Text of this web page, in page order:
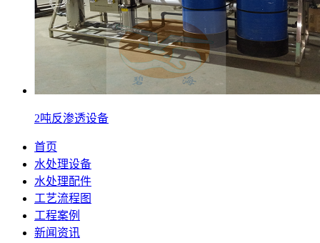
2吨反渗透设备
首页
水处理设备
水处理配件
工艺流程图
工程案例
新闻资讯